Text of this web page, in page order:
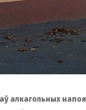
алкагольных